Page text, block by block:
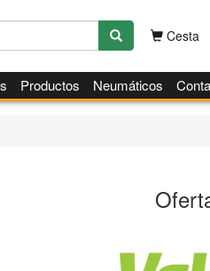
Cesta
Productos Neumáticos